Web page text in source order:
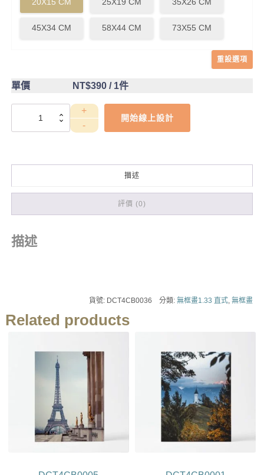
45X34 CM 58X44 CM 73X55 CM
重設選項
單價 NT$390/ 1件
DCT4CB0036
開始線上設計
描述
評價 (0)
描述
貨號: DCT4CB0036 分類:無框畫1.33 直式,無框畫
Related products